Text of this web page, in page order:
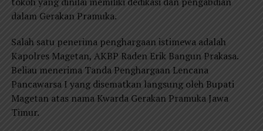
dalam Gerakan Pramuka.
Salah satu penerima penghargaan istimewa adalah
Kapolres Magetan, AKBP Raden Erik Bangun Prakasa.
Beliau menerima Tanda Penghargaan Lencana
Pancawarsa I yang disematkan langsung oleh Bupati
Magetan atas nama Kwarda Gerakan Pramuka Jawa
Timur.